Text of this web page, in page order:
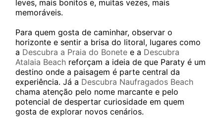
leves, mais bonitos e, muitas vezes, mais
memoráveis.
Para quem gosta de caminhar, observar o
horizonte e sentir a brisa do litoral, lugares como
a Descubra a Praia do Bonete e a Descubra
Atalaia Beach reforçam a ideia de que Paraty é um
destino onde a paisagem é parte central da
experiência. Já a Descubra Naufragados Beach
chama atenção pelo nome marcante e pelo
potencial de despertar curiosidade em quem
gosta de explorar novos cenários.